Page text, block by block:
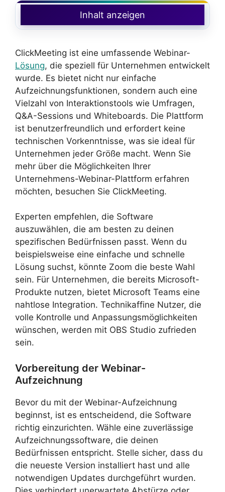
Inhalt anzeigen
ClickMeeting ist eine umfassende Webinar-
Lösung, die speziell für Unternehmen entwickelt
wurde. Es bietet nicht nur einfache
Aufzeichnungsfunktionen, sondern auch eine
Vielzahl von Interaktionstools wie Umfragen,
Q&A-Sessions und Whiteboards. Die Plattform
ist benutzerfreundlich und erfordert keine
technischen Vorkenntnisse, was sie ideal für
Unternehmen jeder Größe macht. Wenn Sie
mehr über die Möglichkeiten Ihrer
Unternehmens-Webinar-Plattform erfahren
möchten, besuchen Sie ClickMeeting.
Experten empfehlen, die Software
auszuwählen, die am besten zu deinen
spezifischen Bedürfnissen passt. Wenn du
beispielsweise eine einfache und schnelle
Lösung suchst, könnte Zoom die beste Wahl
sein. Für Unternehmen, die bereits Microsoft-
Produkte nutzen, bietet Microsoft Teams eine
nahtlose Integration. Technikaffine Nutzer, die
volle Kontrolle und Anpassungsmöglichkeiten
wünschen, werden mit OBS Studio zufrieden
sein.
Vorbereitung der Webinar-
Aufzeichnung
Bevor du mit der Webinar-Aufzeichnung
beginnst, ist es entscheidend, die Software
richtig einzurichten. Wähle eine zuverlässige
Aufzeichnungssoftware, die deinen
Bedürfnissen entspricht. Stelle sicher, dass du
die neueste Version installiert hast und alle
notwendigen Updates durchgeführt wurden.